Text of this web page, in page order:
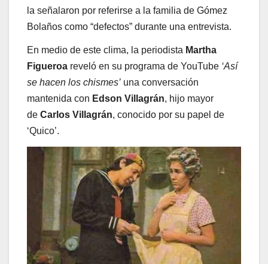
la señalaron por referirse a la familia de Gómez
Bolaños como “defectos” durante una entrevista.
En medio de este clima, la periodista Martha
Figueroa reveló en su programa de YouTube ‘Así
se hacen los chismes’ una conversación
mantenida con Edson Villagrán, hijo mayor
de Carlos Villagrán, conocido por su papel de
‘Quico’.